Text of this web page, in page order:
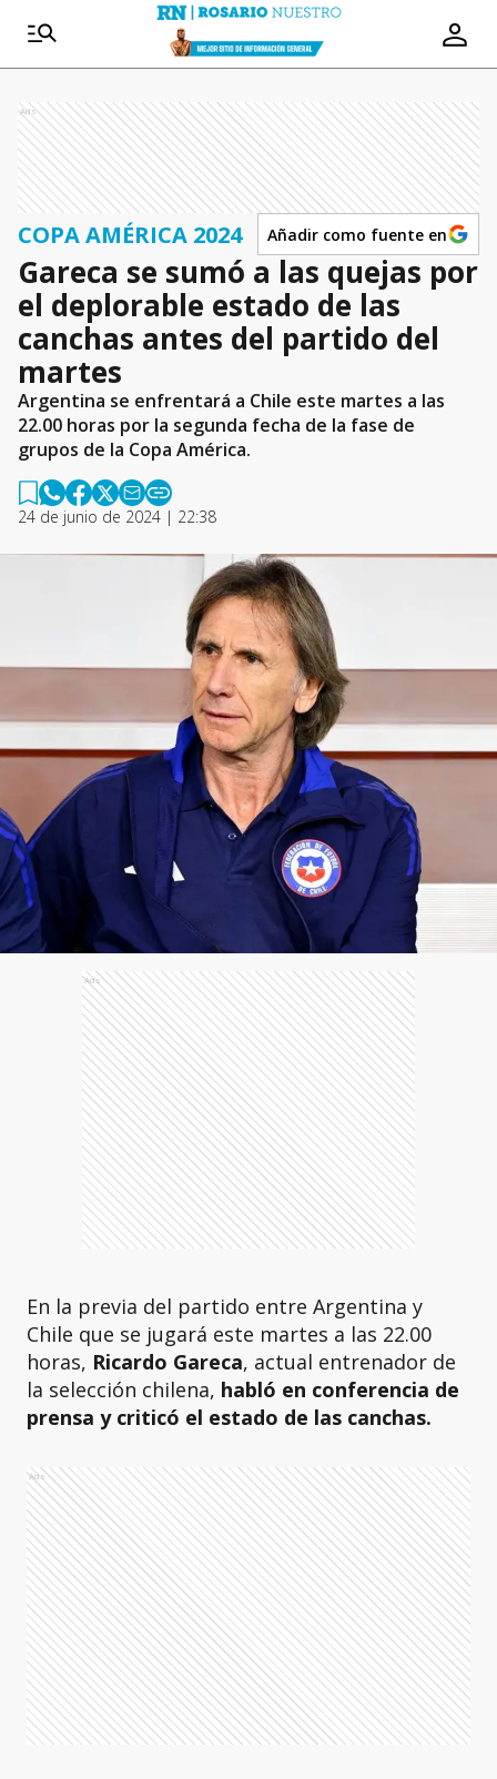
Ads
COPA AMÉRICA 2024 Añadir como fuente en
Gareca se sumó a las quejas por
el deplorable estado de las
canchas antes del partido del
martes
Argentina se enfrentará a Chile este martes a las
22.00 horas por la segunda fecha de la fase de
grupos de la Copa América.
24 de junio de 2024 | 22:38
Ads
En la previa del partido entre Argentina y
Chile que se jugará este martes a las 22.00
horas, Ricardo Gareca, actual entrenador de
la selección chilena, habló en conferencia de
prensa y criticó el estado de las canchas.
Ads